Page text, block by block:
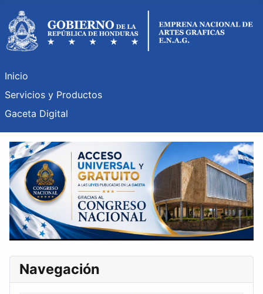
Inicio
Servicios y Productos
Gaceta Digital
Navegación